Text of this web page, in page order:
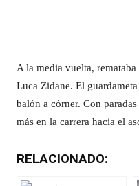
A la media vuelta,
Luca Zidane. El
balón a córner. Con
más en la carrera hacia el
RELACIONADO: